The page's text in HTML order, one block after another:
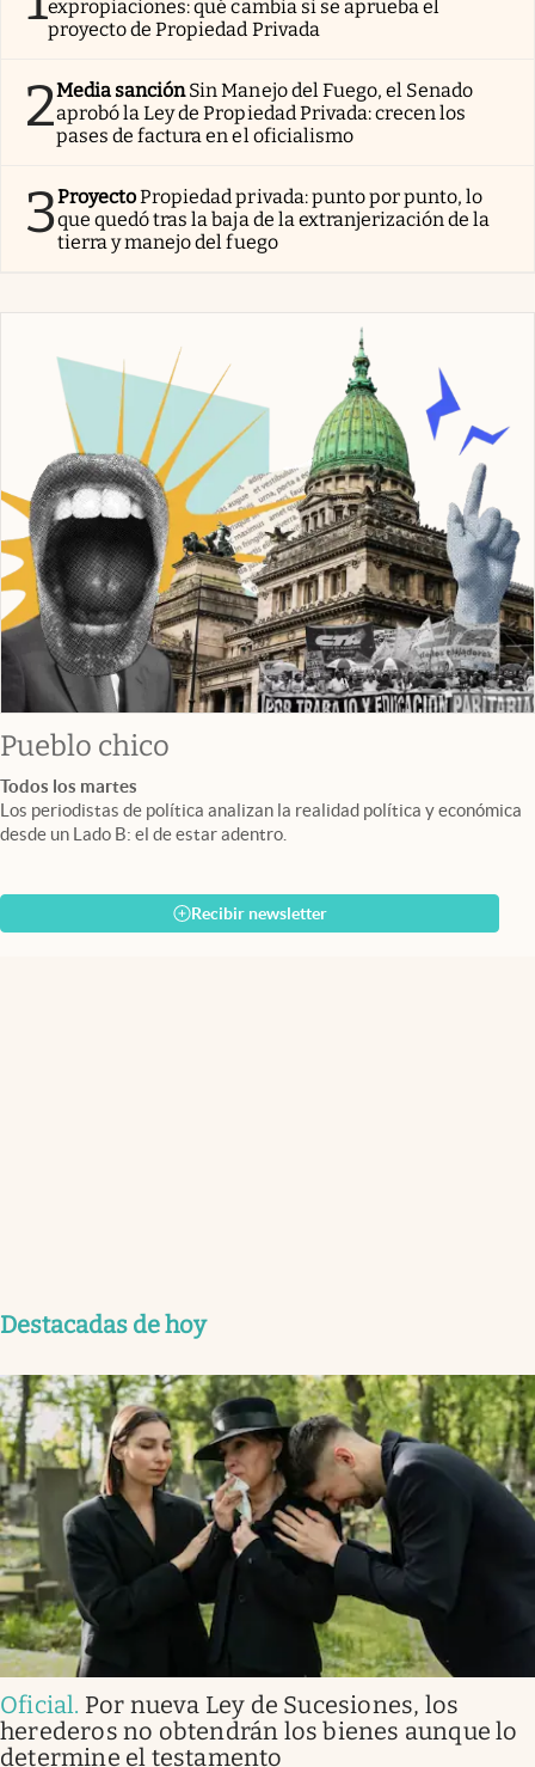
expropiaciones: qué cambia si se aprueba el
proyecto de Propiedad Privada
2Media sanciónSin Manejo del Fuego, el Senado
aprobó la Ley de Propiedad Privada: crecen los
pases de factura en el oficialismo
3ProyectoPropiedad privada: punto por punto, lo
que quedó tras la baja de la extranjerización de la
tierra y manejo del fuego
Pueblo chico
Todos los martes
Los periodistas de política analizan la realidad política y económica
desde un Lado B: el de estar adentro.
Recibir newsletter
Destacadas de hoy
Oficial. Por nueva Ley de Sucesiones, los
herederos no obtendrán los bienes aunque lo
determine el testamento